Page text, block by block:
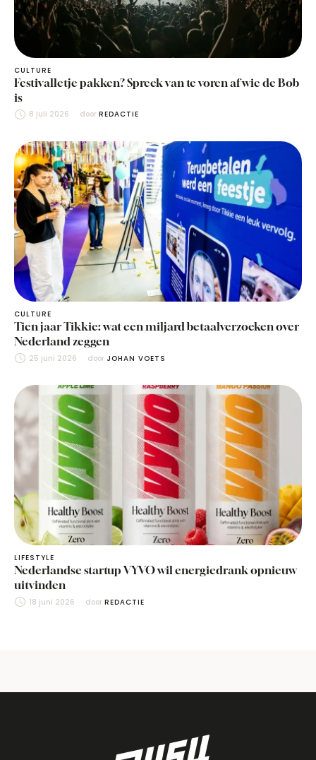
CULTURE
Festivalletje pakken? Spreek van te voren af wie de Bob
is
8 juli 2026 door REDACTIE
CULTURE
Tien jaar Tikkie: wat een miljard betaalverzoeken over
Nederland zeggen
25 juni 2026 door JOHAN VOETS
LIFESTYLE
Nederlandse startup VYVO wil energiedrank opnieuw
uitvinden
18 juni 2026 door REDACTIE